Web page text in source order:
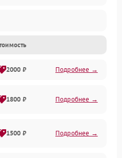
2000 ₽ Подробнее →
1800 ₽ Подробнее →
1500 ₽ Подробнее →